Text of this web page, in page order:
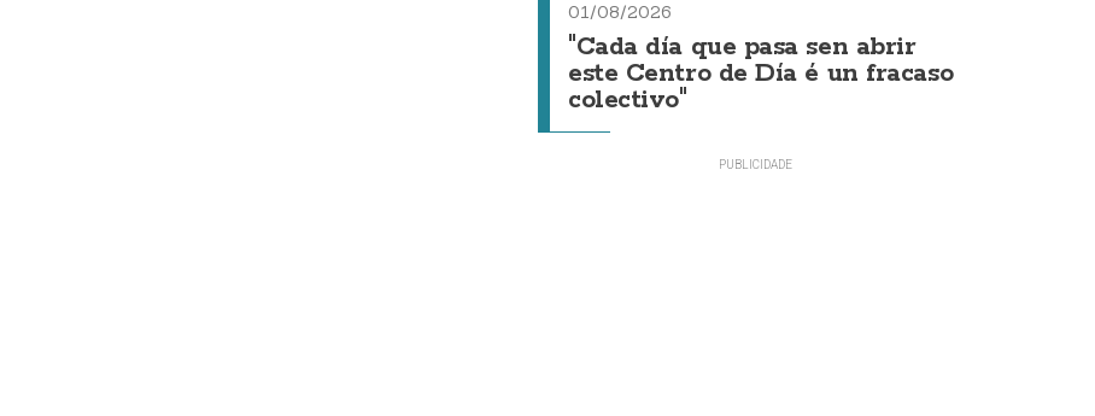
01/08/2026
"Cada día que pasa sen abrir
este Centro de Día é un fracaso
colectivo"